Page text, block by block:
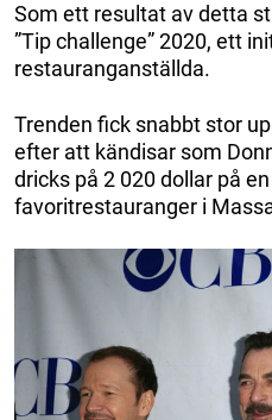
Som ett resultat av detta
”Tip challenge” 2020, ett
restauranganställda.
Trenden fick snabbt stor
efter att kändisar som
dricks på 2 020 dollar på
favoritrestauranger i